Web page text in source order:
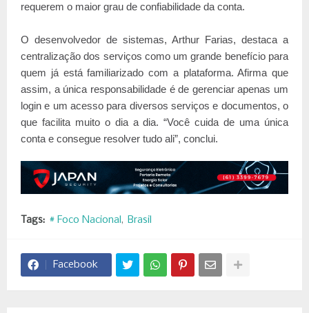
requerem o maior grau de confiabilidade da conta.
O desenvolvedor de sistemas, Arthur Farias, destaca a
centralização dos serviços como um grande benefício para
quem já está familiarizado com a plataforma. Afirma que
assim, a única responsabilidade é de gerenciar apenas um
login e um acesso para diversos serviços e documentos, o
que facilita muito o dia a dia. “Você cuida de uma única
conta e consegue resolver tudo ali”, conclui.
Tags: # Foco Nacional Brasil
Facebook